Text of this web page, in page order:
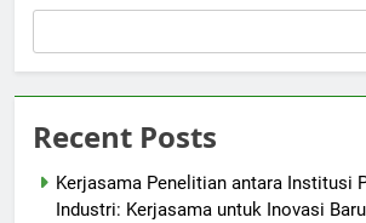
Recent Posts
Kerjasama Penelitian antara Institusi
Industri: Kerjasama untuk Inovasi Baru